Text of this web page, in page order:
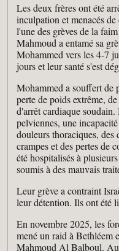
Les deux frères ont été
inculpation et menacés
l'une des grèves de la
Mahmoud a entamé sa
Mohammed vers les 4-7
jours et leur santé s'est
Mohammed a souffert de
perte de poids extrême,
d'arrêt cardiaque
pelviennes, une
douleurs thoraciques,
crampes et des pertes de
été hospitalisés à
soumis à des mauvais
Leur grève a contraint
leur détention. Ils ont été
En novembre 2025, les
mené un raid à Bethléem
Mahmoud Al Balboul.